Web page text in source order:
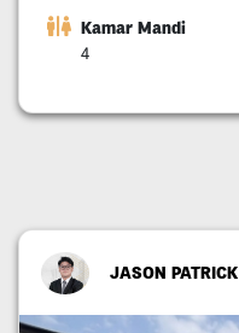
Kamar Mandi
4
JASON PATRICK